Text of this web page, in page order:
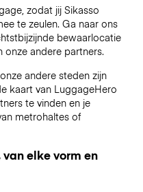
zodat jij Sikasso
te zeulen. Ga naar ons
bewaarlocatie
onze andere partners.
andere steden zijn
kaart van LuggageHero
te vinden en je
metrohaltes of
elke vorm en